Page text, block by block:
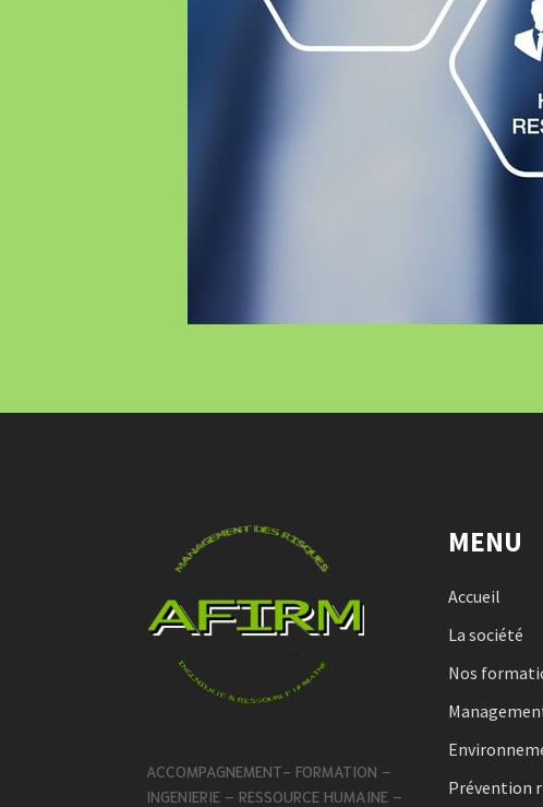
ACCOMPAGNEMENT- FORMATION –
INGENIERIE – RESSOURCE HUMAINE –
MENU
Accueil
La société
Nos
Prévention